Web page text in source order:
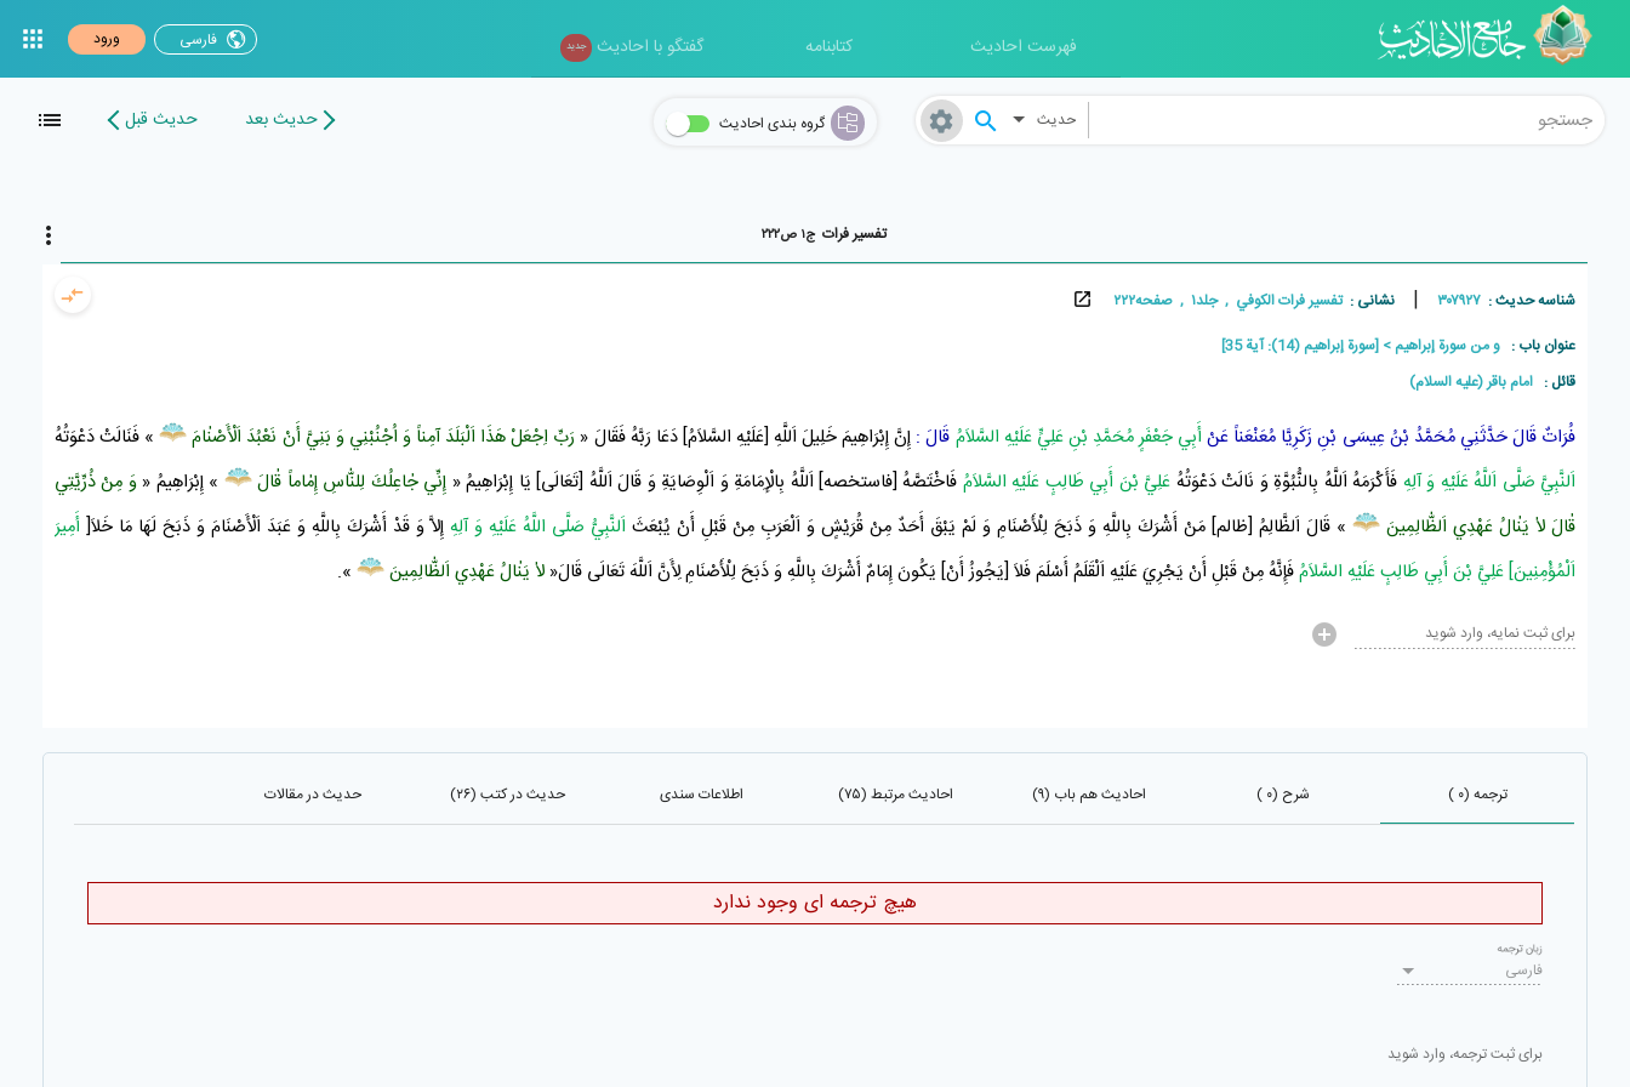
فهرست احادیث کتابنامه گفتگو با احادیث جدید فارسی ورود
حدیث گروه بندی احادیث حدیث بعد حدیث قبل
تفسير فرات ج۱ ص۲۲۲
شناسه حدیث : ۳۰۷۹۲۷ | نشانی :تفسير فرات الکوفي , جلد۱ , صفحه۲۲۲
عنوان باب : و من سورة إبراهيم
[سورة إبراهيم (14): آیة 35]
قائل : امام باقر (علیه السلام)
فُرَاتٌ قَالَ حَدَّثَنِي مُحَمَّدُ بْنُ عِيسَى بْنِ زَكَرِيَّا مُعَنْعَناً عَنْأَبِي جَعْفَرٍ مُحَمَّدِ بْنِ عَلِيٍّ عَلَيْهِ السَّلاَمُ قَالَ : إِنَّإِبْرَاهِيمَ خَلِيلَ اَللَّهِ[عَلَيْهِ السَّلاَمُ] دَعَا رَبَّهُ فَقَالَ «رَبِّ اِجْعَلْ هَذَا اَلْبَلَدَ آمِناً وَ اُجْنُبْنِي وَ بَنِيَّ أَنْ نَعْبُدَ اَلْأَصْنٰامَ
» فَنَالَتْ دَعْوَتُهُ
اَلنَّبِيَّ صَلَّى اَللَّهُ عَلَيْهِ وَ آلِهِ فَأَكْرَمَهُ اَللَّهُ بِالنُّبُوَّةِ وَ نَالَتْ دَعْوَتُهُ عَلِيَّ بْنَ أَبِي طَالِبٍ عَلَيْهِ السَّلاَمُ فَاخْتَصَّهُ [فاستخصه] اَللَّهُ بِالْإِمَامَةِ وَ اَلْوِصَايَةِ وَ قَالَ اَللَّهُ [تَعَالَى] يَا إِبْرَاهِيمُ« إِنِّي جٰاعِلُكَ لِلنّٰاسِ إِمٰاماً قٰالَ » إِبْرَاهِيمُ «وَ مِنْ ذُرِّيَّتِي
قٰالَ لاٰ يَنٰالُ عَهْدِي اَلظّٰالِمِينَ
» قَالَ اَلظَّالِمُ [ظالم] مَنْ أَشْرَكَ بِاللَّهِ وَ ذَبَحَ لِلْأَصْنَامِ وَ لَمْ يَبْقَ أَحَدٌ مِنْ قُرَيْشٍ وَ اَلْعَرَبِ مِنْ قَبْلِ أَنْ يُبْعَثَ اَلنَّبِيُّ صَلَّى اللَّهُ عَلَيْهِ وَ آلِهِ إِلاَّ وَ قَدْ أَشْرَكَ بِاللَّهِ وَ عَبَدَ اَلْأَصْنَامَ وَ ذَبَحَ لَهَا مَا خَلاَ[ أَمِيرَ
اَلْمُؤْمِنِينَ] عَلِيَّ بْنَ أَبِي طَالِبٍ عَلَيْهِ السَّلاَمُفَإِنَّهُ مِنْ قَبْلِ أَنْ يَجْرِيَ عَلَيْهِ اَلْقَلَمُ أَسْلَمَ فَلاَ [يَجُوزُ أَنْ] يَكُونَ إِمَامٌ أَشْرَكَ بِاللَّهِ وَ ذَبَحَ لِلْأَصْنَامِ لِأَنَّ اَللَّهَ تَعَالَى قَالَ«لاٰ يَنٰالُ عَهْدِي اَلظّٰالِمِينَ ».
برای ثبت نمایه، وارد شوید
ترجمه (۰ ) شرح (۰ ) احادیث هم باب (۹) احادیث مرتبط (۷۵) اطلاعات سندی حدیث در کتب (۲۶) حدیث در مقالات
هیچ ترجمه ای وجود ندارد
فارسی
زبان ترجمه
برای ثبت ترجمه، وارد شوید